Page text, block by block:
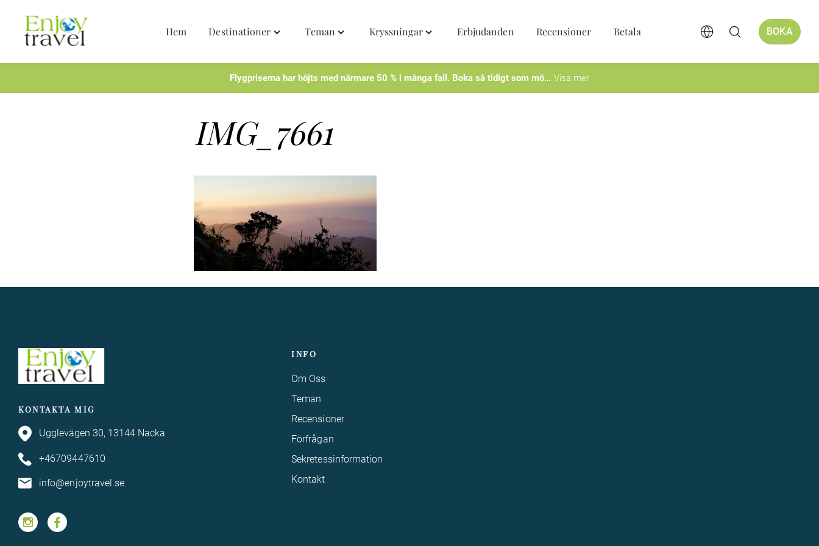
Hoppa
Hem Destinationer Teman
Toggle
Kryssningar Erbjudanden Recensioner Betala BOKA
Flygpriserna har höjts med närmare 50 % i många fall. Boka så tidigt som mö Visa mer
IMG_7661
KONTAKTA MIG
Ugglevägen 30, 13144 Nacka
+46709447610
info@enjoytravel.se
INFO
Om Oss
Teman
Recensioner
Förfrågan
Sekretessinformation
Kontakt